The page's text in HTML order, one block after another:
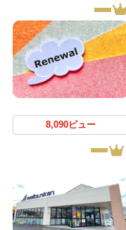
8,090ビュー